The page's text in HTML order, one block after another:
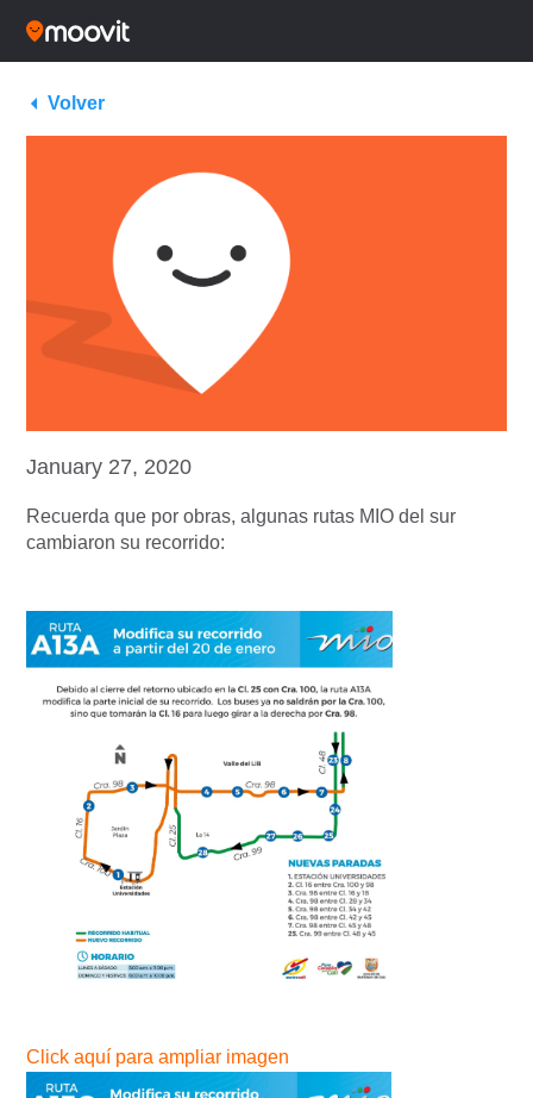
Volver
January 27, 2020
Recuerda que por obras, algunas rutas MIO del sur
cambiaron su recorrido:
Click aquí para ampliar imagen